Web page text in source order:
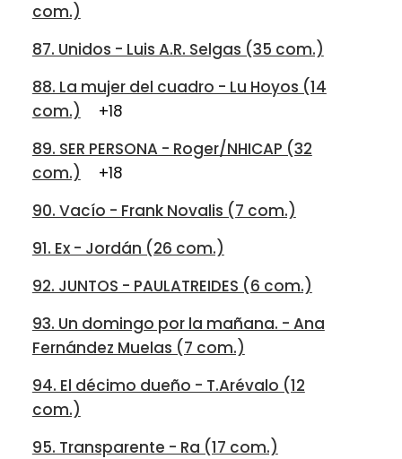
com.)
87. Unidos - Luis A.R. Selgas (35 com.)
88. La mujer del cuadro - Lu Hoyos (14
com.)
+18
89. SER PERSONA - Roger/NHICAP (32
com.)
+18
90. Vacío - Frank Novalis (7 com.)
91. Ex - Jordán (26 com.)
92. JUNTOS - PAULATREIDES (6 com.)
93. Un domingo por la mañana. - Ana
Fernández Muelas (7 com.)
94. El décimo dueño - T.Arévalo (12
com.)
95. Transparente - Ra (17 com.)